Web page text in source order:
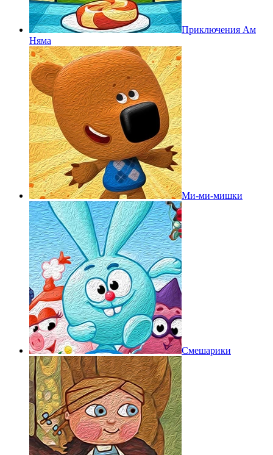
Приключения Ам
Няма
Ми-ми-мишки
Смешарики